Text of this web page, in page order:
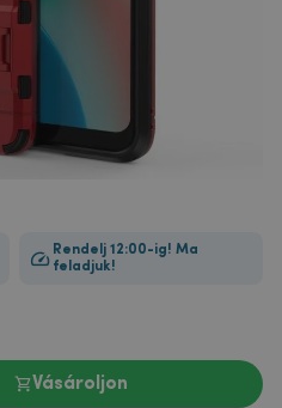
Rendelj 12:00-ig! Ma
feladjuk!
Vásároljon